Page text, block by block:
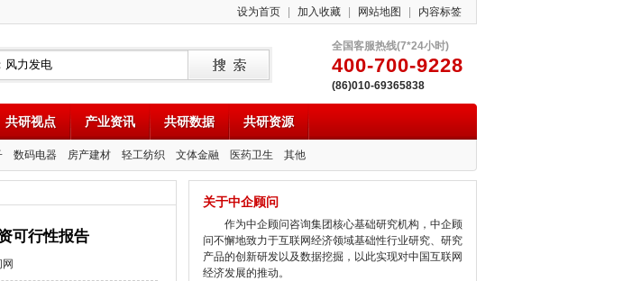
设为首页 加入收藏 网站地图 内容标签
全国客服热线(7*24小时)
400-700-9228
(86)010-69365838
共研视点 产业资讯 共研数据 共研资源
数码电器 房产建材 轻工纺织 文体金融 医药卫生 其他
可行性报告
关于中企顾问
作为中企顾问咨询集团核心基础研究机构，中企顾
问不懈地致力于互联网经济领域基础性行业研究、研究
产品的创新研发以及数据挖掘，以此实现对中国互联网
经济发展的推动。